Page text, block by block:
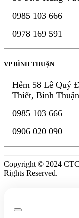
0985 103 666
0978 169 591
VP BÌNH THUẬN
Hẻm 58 Lê Quý
Thiết, Bình
0985 103 666
0906 020 090
Copyright © 2024
Rights Reserved.